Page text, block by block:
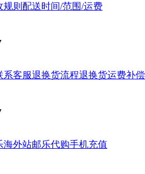
规则 配送时间/范围/运费
系客服退换货流程退换货运费补
海外站邮乐代购手机充值